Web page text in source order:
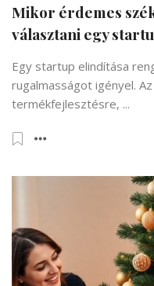
Mikor érdemes
választani egy
Egy startup elindítása
rugalmasságot igényel.
termékfejlesztésre, ...